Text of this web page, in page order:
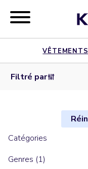
VÊTEMENTS
Filtré par
Catégories
Genres (1)